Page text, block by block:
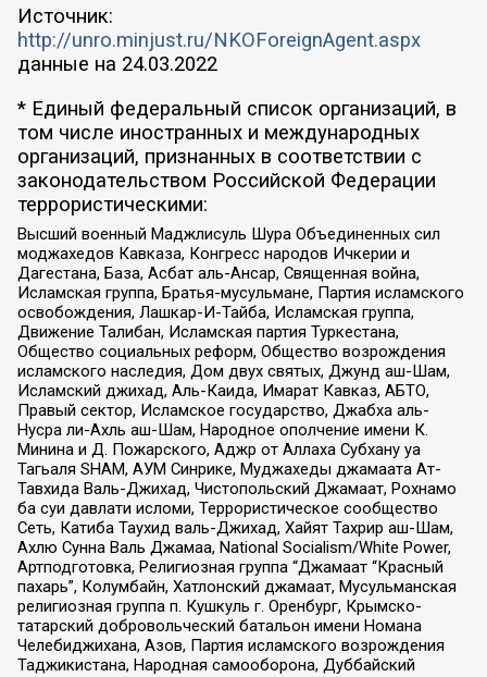
Источник:
http://unro.minjust.ru/NKOForeignAgent.aspx
данные на 24.03.2022
* Единый федеральный список организаций, в
том числе иностранных и международных
организаций, признанных в соответствии с
законодательством Российской Федерации
террористическими:
Высший военный Маджлисуль Шура Объединенных сил
моджахедов Кавказа, Конгресс народов Ичкерии и
Дагестана, База, Асбат аль-Ансар, Священная война,
Исламская группа, Братья-мусульмане, Партия исламского
освобождения, Лашкар-И-Тайба, Исламская группа,
Движение Талибан, Исламская партия Туркестана,
Общество социальных реформ, Общество возрождения
исламского наследия, Дом двух святых, Джунд аш-Шам,
Исламский джихад, Аль-Каида, Имарат Кавказ, АБТО,
Правый сектор, Исламское государство, Джабха аль-
Нусра ли-Ахль аш-Шам, Народное ополчение имени К.
Минина и Д. Пожарского, Аджр от Аллаха Субхану уа
Тагьаля SHAM, АУМ Синрике, Муджахеды джамаата Ат-
Тавхида Валь-Джихад, Чистопольский Джамаат, Рохнамо
ба суи давлати исломи, Террористическое сообщество
Сеть, Катиба Таухид валь-Джихад, Хайят Тахрир аш-Шам,
Ахлю Сунна Валь Джамаа, National Socialism/White Power,
Артподготовка, Религиозная группа “Джамаат “Красный
пахарь”, Колумбайн, Хатлонский джамаат, Мусульманская
религиозная группа п. Кушкуль г. Оренбург, Крымско-
татарский добровольческий батальон имени Номана
Челебиджихана, Азов, Партия исламского возрождения
Таджикистана, Народная самооборона, Дуббайский